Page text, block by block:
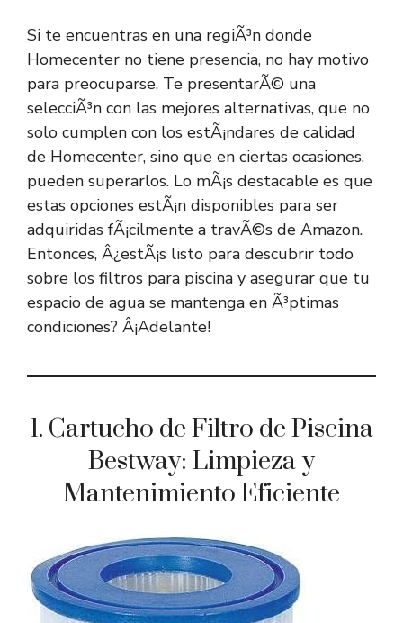
Si te encuentras en una regiÃ³n donde
Homecenter no tiene presencia, no hay motivo
para preocuparse. Te presentarÃ© una
selecciÃ³n con las mejores alternativas, que no
solo cumplen con los estÃ¡ndares de calidad
de Homecenter, sino que en ciertas ocasiones,
pueden superarlos. Lo mÃ¡s destacable es que
estas opciones estÃ¡n disponibles para ser
adquiridas fÃ¡cilmente a travÃ©s de Amazon.
Entonces, Â¿estÃ¡s listo para descubrir todo
sobre los filtros para piscina y asegurar que tu
espacio de agua se mantenga en Ã³ptimas
condiciones? Â¡Adelante!
1. Cartucho de Filtro de Piscina
Bestway: Limpieza y
Mantenimiento Eficiente